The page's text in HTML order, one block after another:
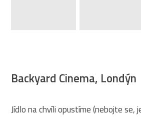
Backyard Cinema, Londýn
Jídlo na chvíli opustíme (nebojte se,